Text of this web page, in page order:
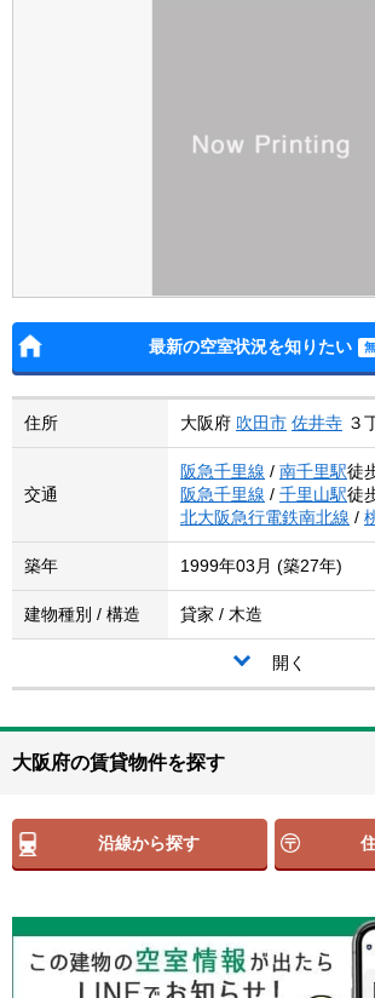
最新の空室状況を知りたい
住所 大阪府 吹田市 佐井寺 ３
交通
阪急千里線 / 南千里駅徒
阪急千里線 / 千里山駅徒
北大阪急行電鉄南北線 /
築年 1999年03月 (築27年)
建物種別 / 構造 貸家 / 木造
開く
大阪府の賃貸物件を探す
沿線から探す